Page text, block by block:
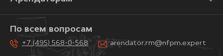
По всем вопросам
+7 (495) 568-0-568 arendator.rm@nfpm.expert